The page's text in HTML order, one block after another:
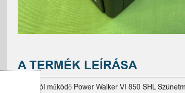
A TERMÉK LEÍRÁSA
Eladó jól működő Power Walker VI 850 SHL